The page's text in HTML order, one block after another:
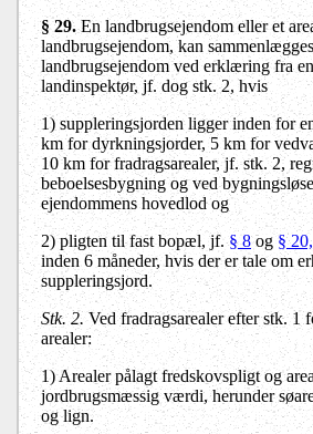
§ 29. En landbrugsejendom eller et
landbrugsejendom, kan
landbrugsejendom ved erklæring fra
landinspektør, jf. dog stk. 2, hvis
1) suppleringsjorden ligger inden for
km for dyrkningsjorder, 5 km for
10 km for fradragsarealer, jf. stk. 2,
beboelsesbygning og ved
ejendommens hovedlod og
2)pligten til fast bopæl, jf.§ 8 og §
inden 6 måneder, hvis der er tale om
suppleringsjord.
Stk. 2. Ved fradragsarealer efter stk. 1
arealer:
1)Arealer pålagt fredskovspligt og
jordbrugsmæssig værdi, herunder
og lign.